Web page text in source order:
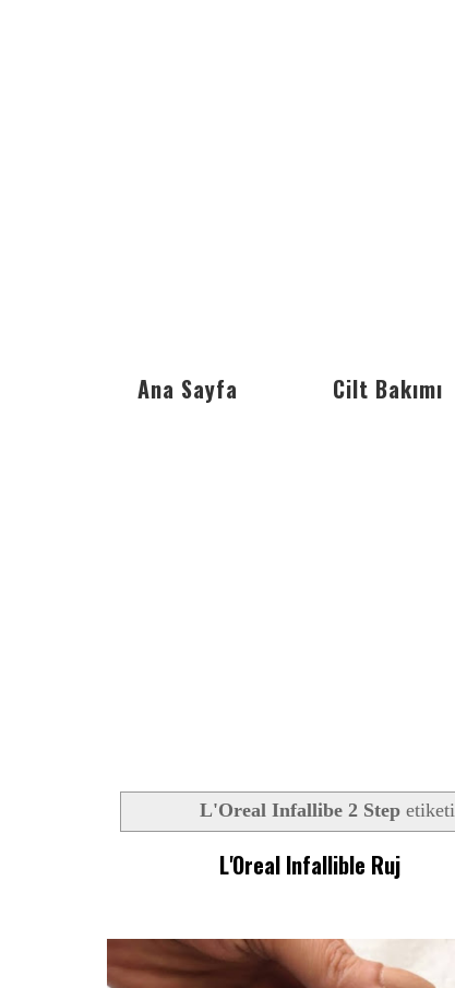
Ana Sayfa Cilt Bakımı
L'Oreal Infallibe 2 Step
L'Oreal Infallible Ruj